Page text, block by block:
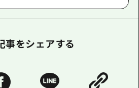
事をシェアする